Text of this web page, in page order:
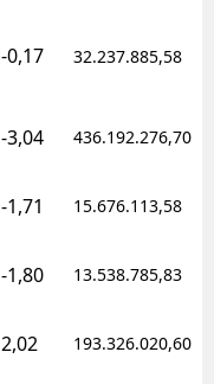
-0,17 32.237.885,58
-3,04 436.192.276,70
-1,71 15.676.113,58
-1,80 13.538.785,83
2,02 193.326.020,60